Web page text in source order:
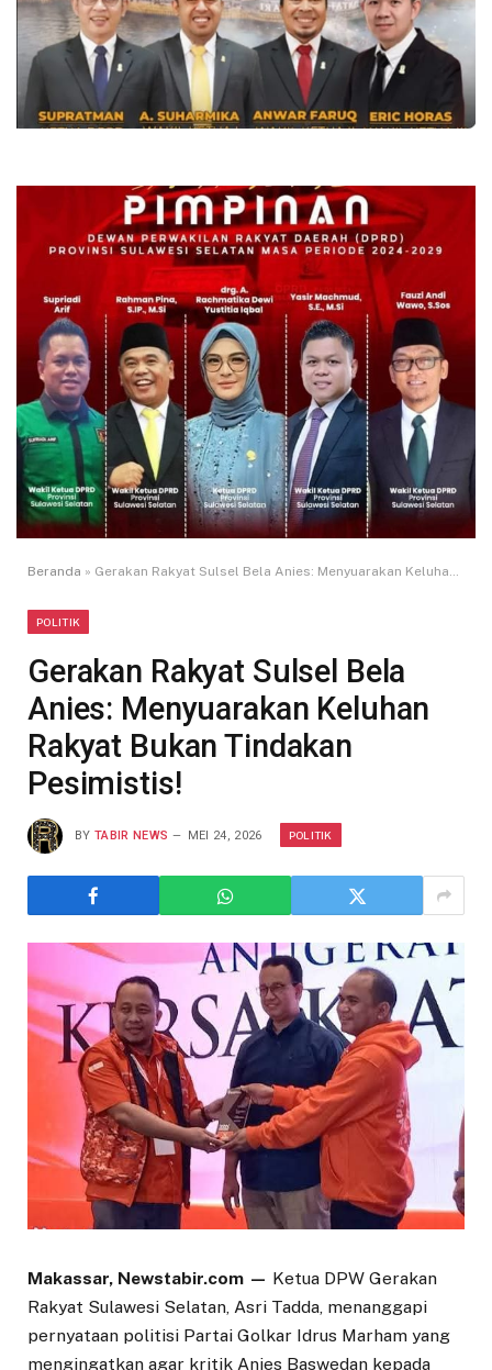
Beranda » Gerakan Rakyat Sulsel Bela Anies: Menyuarakan Keluhan Rakyat Bukan Tindakan Pesimistis!
POLITIK
Gerakan Rakyat Sulsel Bela
Anies: Menyuarakan Keluhan
Rakyat Bukan Tindakan
Pesimistis!
BY TABIR NEWS MEI 24, 2026 POLITIK
Makassar, Newstabir.com — Ketua DPW Gerakan
Rakyat Sulawesi Selatan, Asri Tadda, menanggapi
pernyataan politisi Partai Golkar Idrus Marham yang
mengingatkan agar kritik Anies Baswedan kepada